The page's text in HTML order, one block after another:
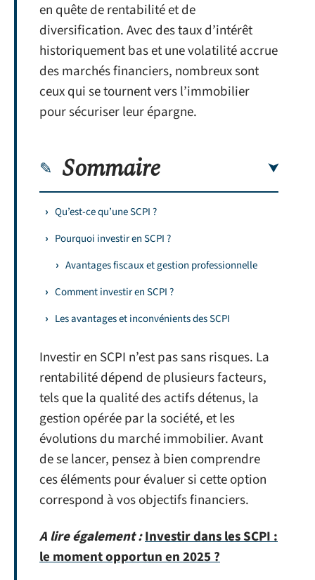
en quête de rentabilité et de
diversification. Avec des taux d’intérêt
historiquement bas et une volatilité accrue
des marchés financiers, nombreux sont
ceux qui se tournent vers l’immobilier
pour sécuriser leur épargne.
Sommaire
Qu’est-ce qu’une SCPI ?
Pourquoi investir en SCPI ?
Avantages fiscaux et gestion professionnelle
Comment investir en SCPI ?
Les avantages et inconvénients des SCPI
Investir en SCPI n’est pas sans risques. La
rentabilité dépend de plusieurs facteurs,
tels que la qualité des actifs détenus, la
gestion opérée par la société, et les
évolutions du marché immobilier. Avant
de se lancer, pensez à bien comprendre
ces éléments pour évaluer si cette option
correspond à vos objectifs financiers.
A lire également :Investir dans les SCPI :
le moment opportun en 2025 ?